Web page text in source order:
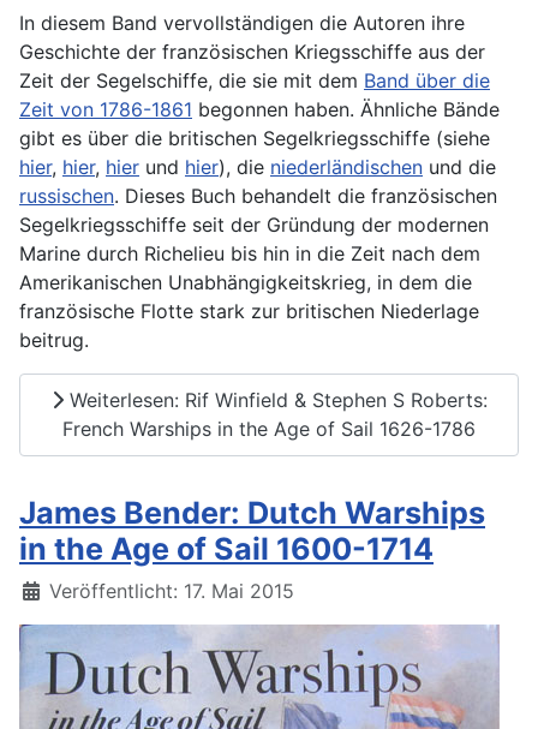
In diesem Band vervollständigen die Autoren ihre
Geschichte der französischen Kriegsschiffe aus der
Zeit der Segelschiffe, die sie mit dem Band über die
Zeit von 1786-1861 begonnen haben. Ähnliche Bände
gibt es über die britischen Segelkriegsschiffe (siehe
hier, hier, hier und hier), die niederländischen und die
russischen. Dieses Buch behandelt die französischen
Segelkriegsschiffe seit der Gründung der modernen
Marine durch Richelieu bis hin in die Zeit nach dem
Amerikanischen Unabhängigkeitskrieg, in dem die
französische Flotte stark zur britischen Niederlage
beitrug.
Weiterlesen: Rif Winfield & Stephen S Roberts:
French Warships in the Age of Sail 1626-1786
James Bender: Dutch Warships
in the Age of Sail 1600-1714
Details
Veröffentlicht: 17. Mai 2015